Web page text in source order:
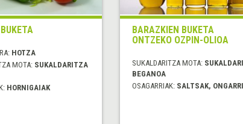
HOTZA
MOTA: SUKALDARITZA
HORNIGAIAK
BARAZKIEN BUKETA
ONTZEKO OZPIN-OLIOA
SUKALDARITZA MOTA:
BEGANOA
OSAGARRIAK: SALTSAK,